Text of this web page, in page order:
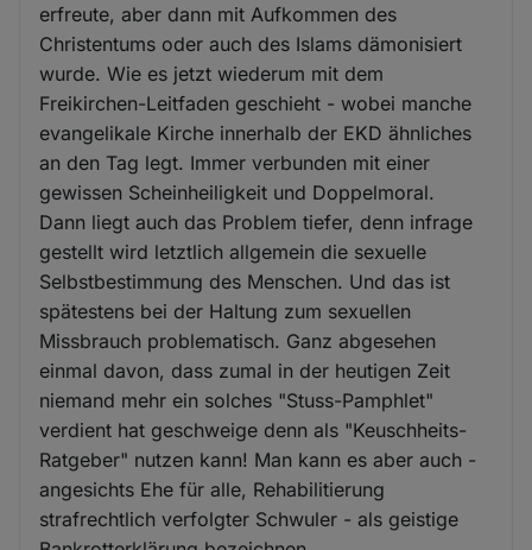
erfreute, aber dann mit Aufkommen des
Christentums oder auch des Islams dämonisiert
wurde. Wie es jetzt wiederum mit dem
Freikirchen-Leitfaden geschieht - wobei manche
evangelikale Kirche innerhalb der EKD ähnliches
an den Tag legt. Immer verbunden mit einer
gewissen Scheinheiligkeit und Doppelmoral.
Dann liegt auch das Problem tiefer, denn infrage
gestellt wird letztlich allgemein die sexuelle
Selbstbestimmung des Menschen. Und das ist
spätestens bei der Haltung zum sexuellen
Missbrauch problematisch. Ganz abgesehen
einmal davon, dass zumal in der heutigen Zeit
niemand mehr ein solches "Stuss-Pamphlet"
verdient hat geschweige denn als "Keuschheits-
Ratgeber" nutzen kann! Man kann es aber auch -
angesichts Ehe für alle, Rehabilitierung
strafrechtlich verfolgter Schwuler - als geistige